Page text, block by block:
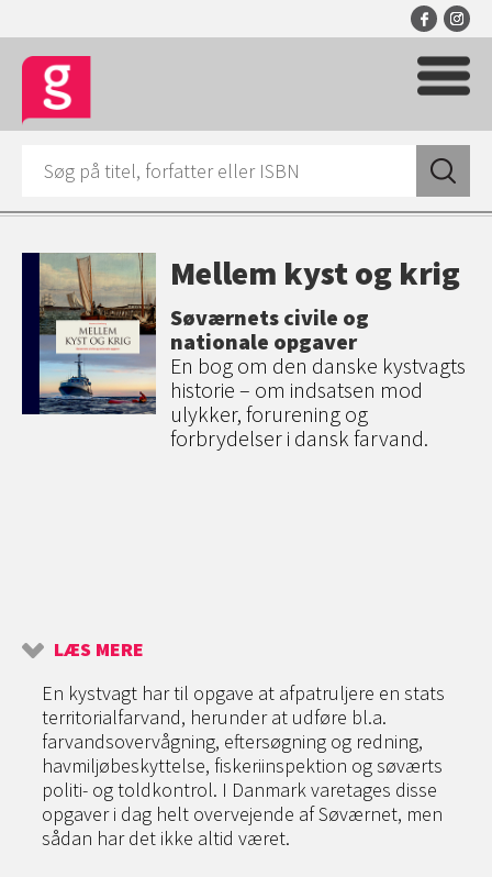
Mellem kyst og krig
Søværnets civile og
nationale opgaver
En bog om den danske kystvagts
historie – om indsatsen mod
ulykker, forurening og
forbrydelser i dansk farvand.
LÆS MERE
En kystvagt har til opgave at afpatruljere en stats
territorialfarvand, herunder at udføre bl.a.
farvandsovervågning, eftersøgning og redning,
havmiljøbeskyttelse, fiskeriinspektion og søværts
politi- og toldkontrol. I Danmark varetages disse
opgaver i dag helt overvejende af Søværnet, men
sådan har det ikke altid været.